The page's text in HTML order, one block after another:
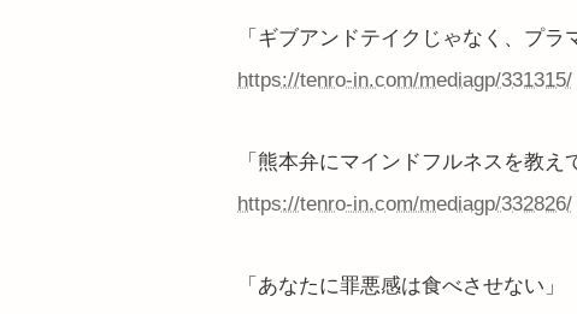
「ギブアンドテイクじゃなく、プラ
https://tenro-in.com/mediagp/331315/
「熊本弁にマインドフルネスを教え
https://tenro-in.com/mediagp/332826/
「あなたに罪悪感は食べさせない」